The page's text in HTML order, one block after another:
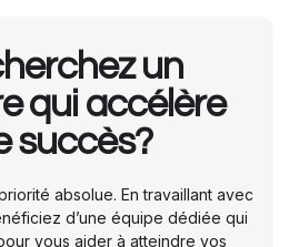
un
qui accélère
succès?​
absolue. En travaillant avec
d’une équipe dédiée qui
vous aider à atteindre vos